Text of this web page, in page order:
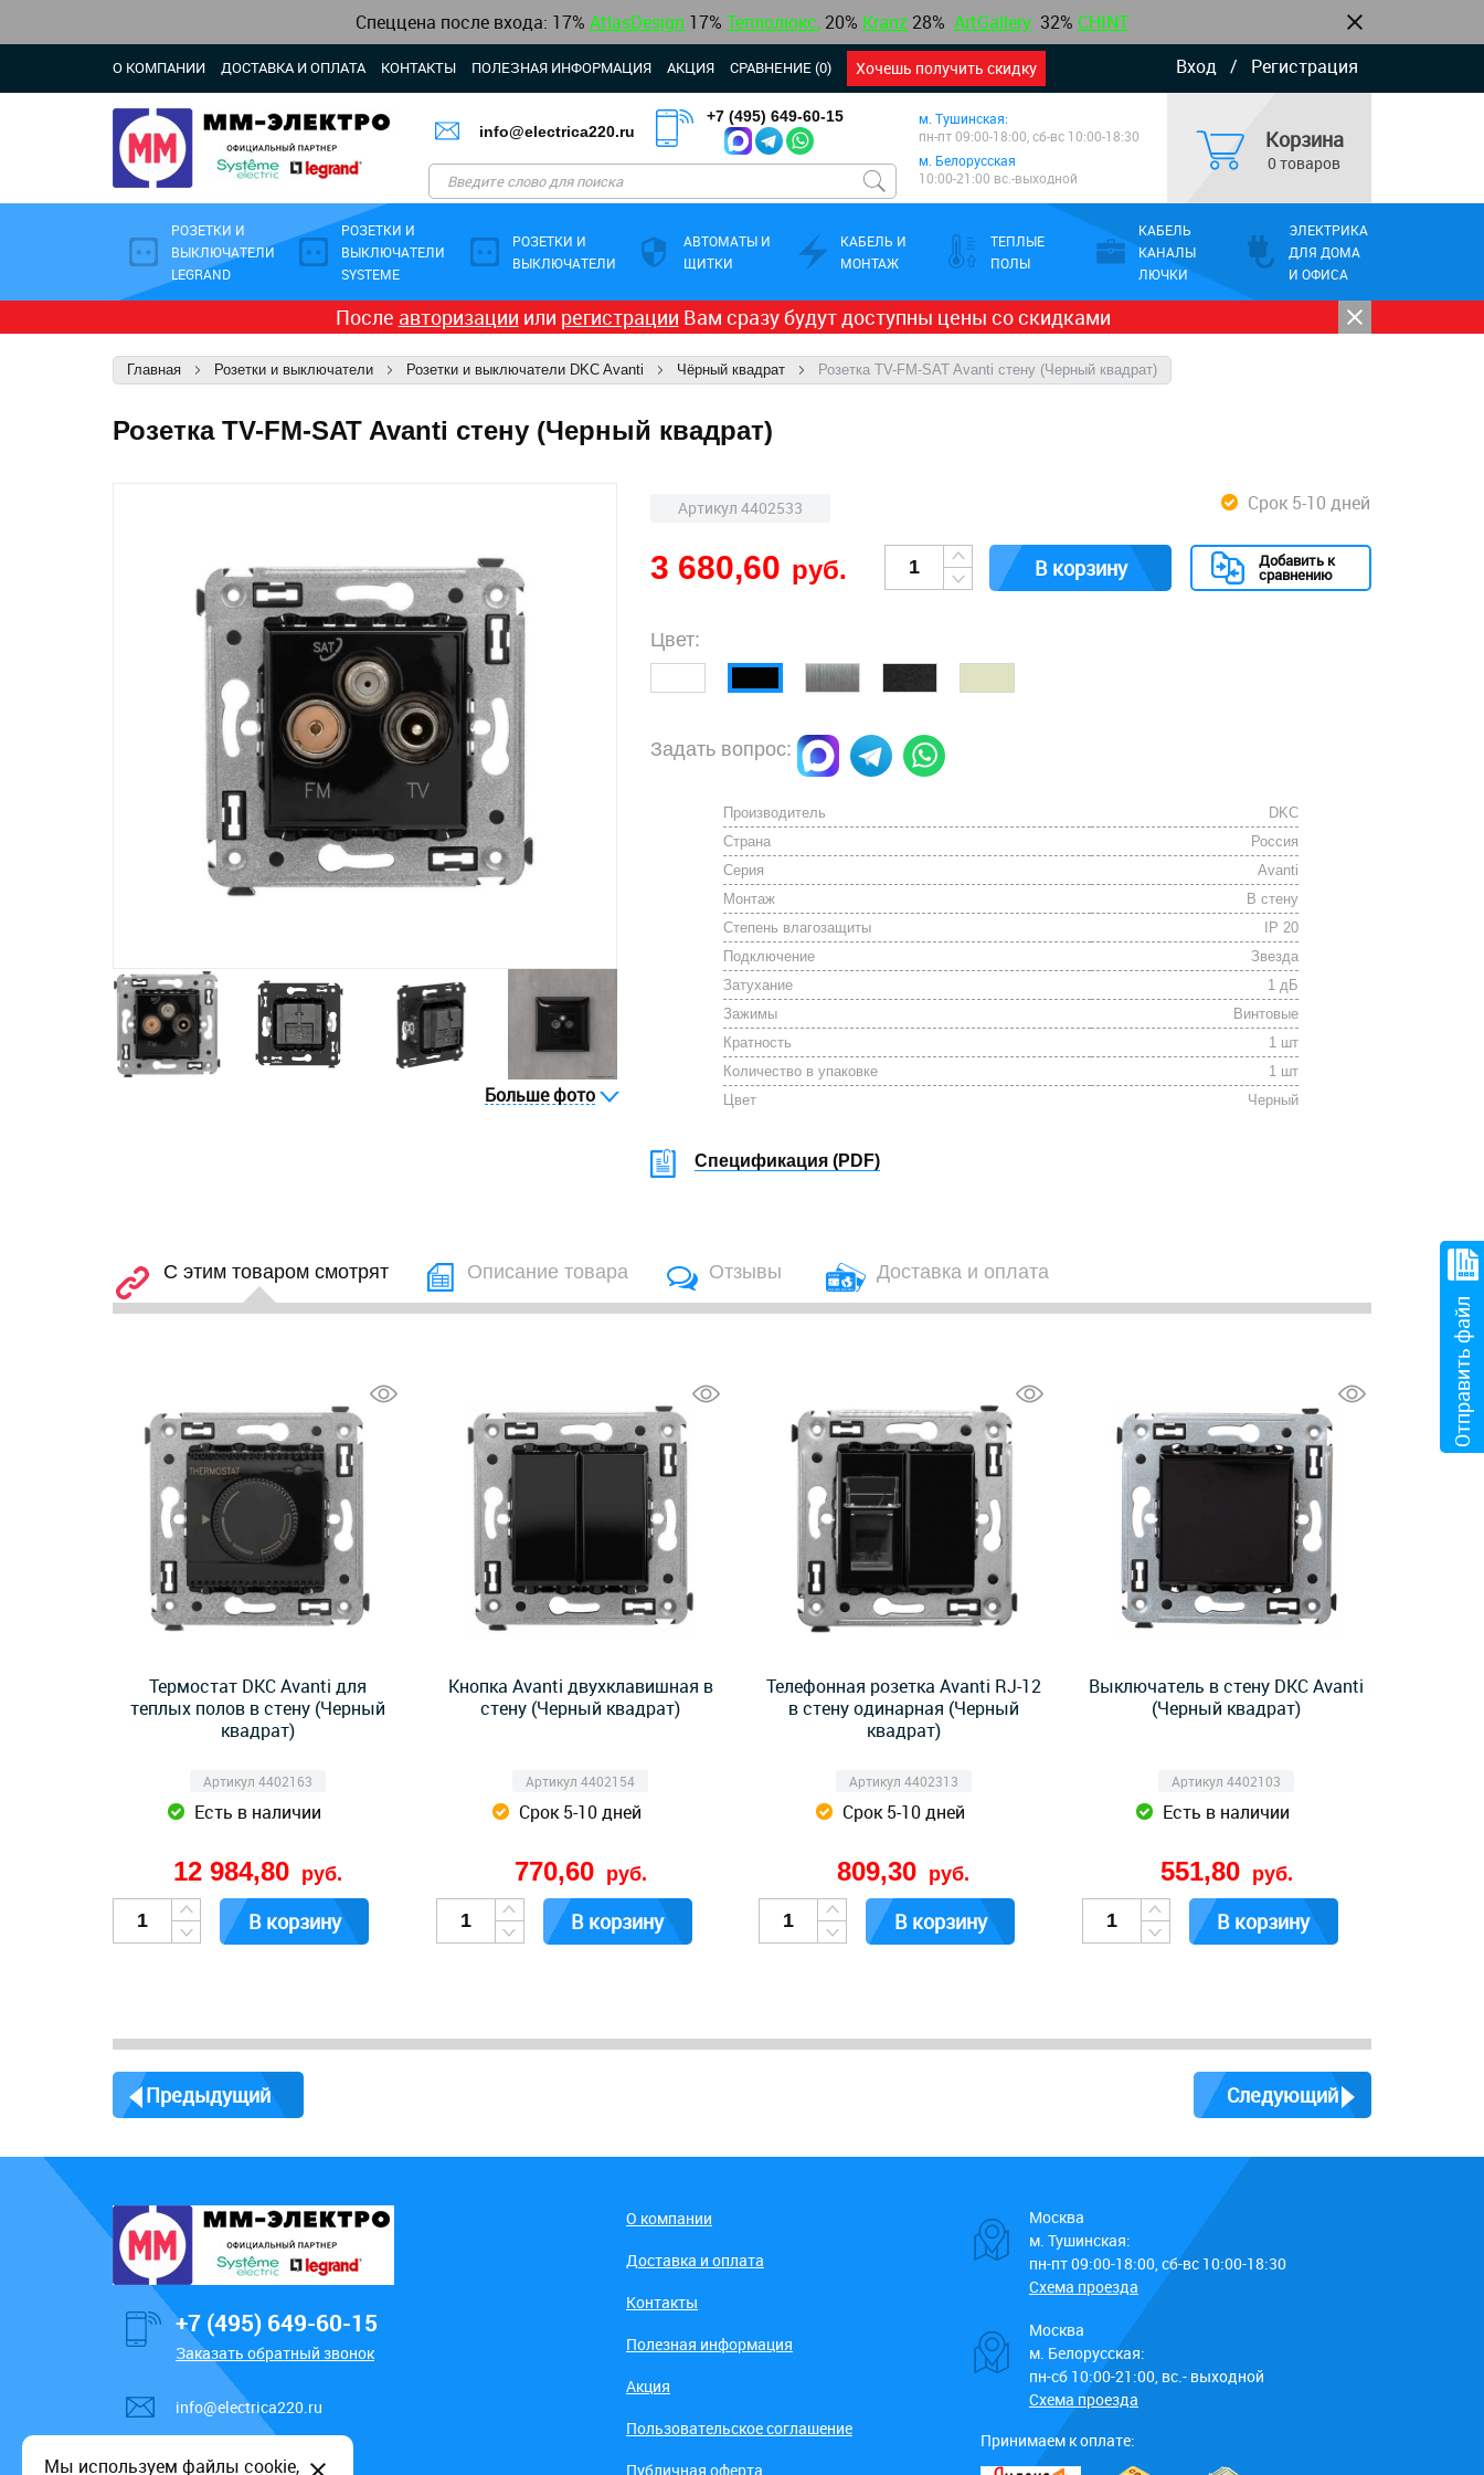
Спеццена после входа: 17% AtlasDesign 17% Теплолюкс, 20% Kranz 28% ArtGallery 32% CHINT
Вход / Регистрация
О КОМПАНИИ ДОСТАВКА И ОПЛАТА КОНТАКТЫ ПОЛЕЗНАЯ ИНФОРМАЦИЯ АКЦИЯ СРАВНЕНИЕ (0) Хочешь получить скидку
info@electrica220.ru
+7 (495) 649-60-15
м. Тушинская:
пн-пт 09:00-18:00, сб-вс 10:00-18:30
м. Белорусская
10:00-21:00 вс.-выходной
Корзина
0 товаров
РОЗЕТКИ И
ВЫКЛЮЧАТЕЛИ
LEGRAND
РОЗЕТКИ И
ВЫКЛЮЧАТЕЛИ
SYSTEME
РОЗЕТКИ И
ВЫКЛЮЧАТЕЛИ
АВТОМАТЫ И
ЩИТКИ
КАБЕЛЬ И
МОНТАЖ
ТЕПЛЫЕ
ПОЛЫ
КАБЕЛЬ
КАНАЛЫ
ЛЮЧКИ
ЭЛЕКТРИКА
ДЛЯ ДОМА
И ОФИСА
После авторизации или регистрации Вам сразу будут доступны цены со скидками
Главная Розетки и выключатели Розетки и выключатели DKC Avanti Чёрный квадрат Розетка TV-FM-SAT Avanti стену (Черный квадрат)
Розетка TV-FM-SAT Avanti стену (Черный квадрат)
Больше фото
Срок 5-10 дней
Артикул 4402533
3 680,60 руб. В корзину Добавить к
сравнению
Цвет:
Задать вопрос:
Производитель
DKC
Страна
Россия
Серия
Avanti
Монтаж
В стену
Степень влагозащиты
IP 20
Подключение
Звезда
Затухание
1 дБ
Зажимы
Винтовые
Кратность
1 шт
Количество в упаковке
1 шт
Цвет
Черный
Спецификация (PDF)
С этим товаром смотрят Описание товара Отзывы Доставка и оплата
Термостат DKC Avanti для
теплых полов в стену (Черный
квадрат)
Артикул 4402163
Есть в наличии
12 984,80 руб.
В корзину
Кнопка Avanti двухклавишная в
стену (Черный квадрат)
Артикул 4402154
Срок 5-10 дней
770,60 руб.
В корзину
Телефонная розетка Avanti RJ-12
в стену одинарная (Черный
квадрат)
Артикул 4402313
Срок 5-10 дней
809,30 руб.
В корзину
Выключатель в стену DKC Avanti
(Черный квадрат)
Артикул 4402103
Есть в наличии
551,80 руб.
В корзину
Предыдущий Следующий
+7 (495) 649-60-15
Заказать обратный звонок
info@electrica220.ru
О компании
Доставка и оплата
Контакты
Полезная информация
Акция
Пользовательское соглашение
Публичная оферта
Москва
м. Тушинская:
пн-пт 09:00-18:00, сб-вс 10:00-18:30
Схема проезда
Москва
м. Белорусская:
пн-сб 10:00-21:00, вс.- выходной
Схема проезда
Принимаем к оплате:
Отправить файл
Мы используем файлы cookie,